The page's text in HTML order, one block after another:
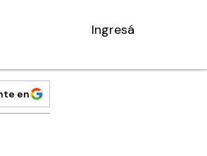
Ingresá
en